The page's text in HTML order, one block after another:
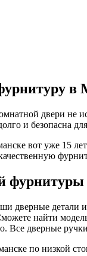
в
двери не
и безопасна
вот уже 15
дверные детали
найти
Все дверные
по низкой